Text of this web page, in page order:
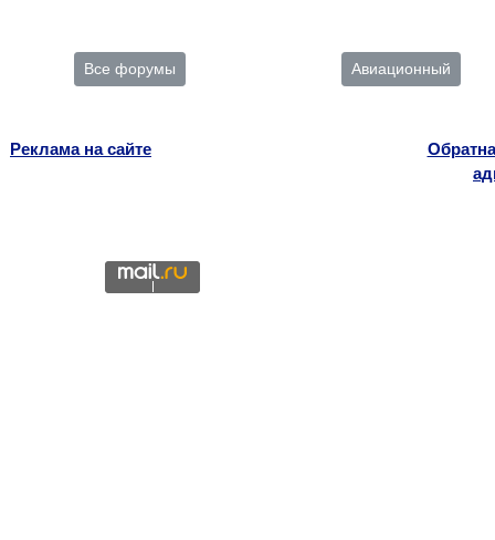
Все форумы Авиационный
Реклама на сайте